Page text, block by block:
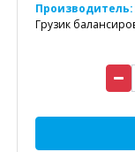
Производитель:
Грузик